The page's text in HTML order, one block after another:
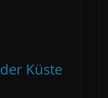
Küste